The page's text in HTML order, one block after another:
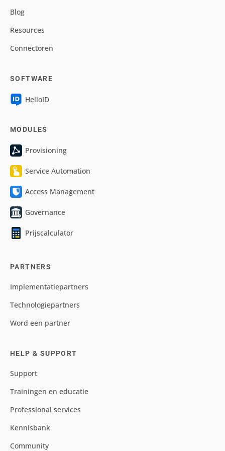
Blog
Resources
Connectoren
SOFTWARE
HelloID
MODULES
Provisioning
Service Automation
Access Management
Governance
Prijscalculator
PARTNERS
Implementatiepartners
Technologiepartners
Word een partner
HELP & SUPPORT
Support
Trainingen en educatie
Professional services
Kennisbank
Community